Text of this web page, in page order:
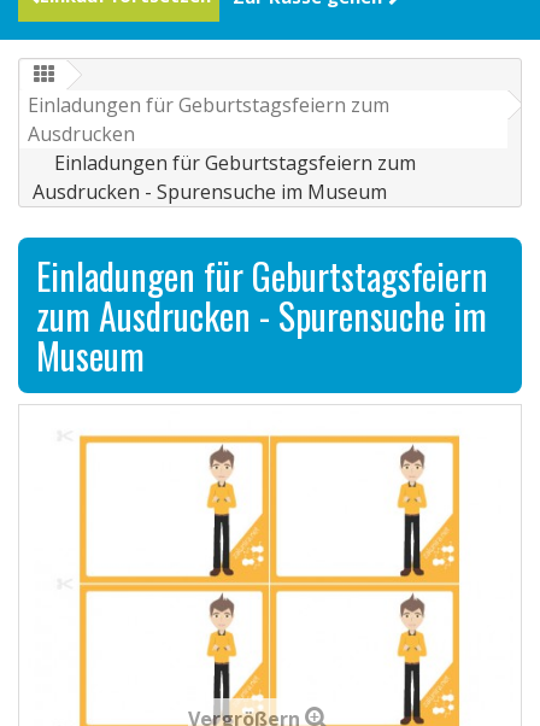
Einladungen für Geburtstagsfeiern zum
Ausdrucken
Einladungen für Geburtstagsfeiern zum
Ausdrucken - Spurensuche im Museum
Einladungen für Geburtstagsfeiern
zum Ausdrucken - Spurensuche im
Museum
Vergrößern